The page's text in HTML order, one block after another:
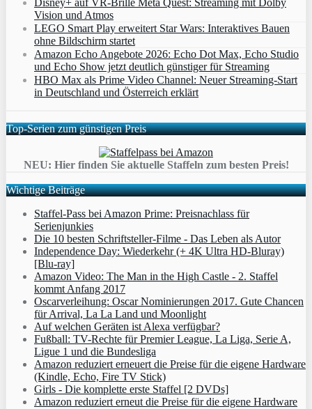
Disney+ auf VR-Brille Meta Quest: Streaming mit Dolby
Vision und Atmos
LEGO Smart Play erweitert Star Wars: Interaktives Bauen
ohne Bildschirm startet
Amazon Echo Angebote 2026: Echo Dot Max, Echo Studio
und Echo Show jetzt deutlich günstiger für Streaming
HBO Max als Prime Video Channel: Neuer Streaming‑Start
in Deutschland und Österreich erklärt
Top-Serien zum günstigen Preis
NEU: Hier finden Sie aktuelle Staffeln zum besten Preis!
Wichtige Beiträge
Staffel-Pass bei Amazon Prime: Preisnachlass für
Serienjunkies
Die 10 besten Schriftsteller-Filme - Das Leben als Autor
Independence Day: Wiederkehr (+ 4K Ultra HD-Bluray)
[Blu-ray]
Amazon Video: The Man in the High Castle - 2. Staffel
kommt Anfang 2017
Oscarverleihung: Oscar Nominierungen 2017. Gute Chancen
für Arrival, La La Land und Moonlight
Auf welchen Geräten ist Alexa verfügbar?
Fußball: TV-Rechte für Premier League, La Liga, Serie A,
Ligue 1 und die Bundesliga
Amazon reduziert erneuert die Preise für die eigene Hardware
(Kindle, Echo, Fire TV Stick)
Girls - Die komplette erste Staffel [2 DVDs]
Amazon reduziert erneut die Preise für die eigene Hardware